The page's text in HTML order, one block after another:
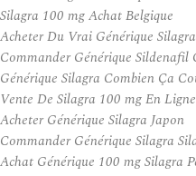
Silagra 100 mg Achat Belgique
Acheter Du Vrai Générique
Commander Générique
Générique Silagra Combien Ça
Vente De Silagra 100 mg En
Acheter Générique Silagra Japon
Commander Générique Silagra
Achat Générique 100 mg Silagra